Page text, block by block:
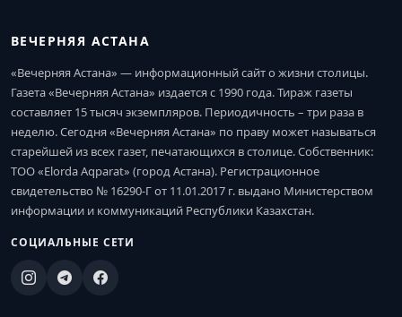
ВЕЧЕРНЯЯ АСТАНА
«Вечерняя Астана» — информационный сайт о жизни столицы.
Газета «Вечерняя Астана» издается с 1990 года. Тираж газеты
составляет 15 тысяч экземпляров. Периодичность – три раза в
неделю. Сегодня «Вечерняя Астана» по праву может называться
старейшей из всех газет, печатающихся в столице. Собственник:
ТОО «Elorda Aqparat» (город Астана). Регистрационное
свидетельство № 16290-Г от 11.01.2017 г. выдано Министерством
информации и коммуникаций Республики Казахстан.
СОЦИАЛЬНЫЕ СЕТИ